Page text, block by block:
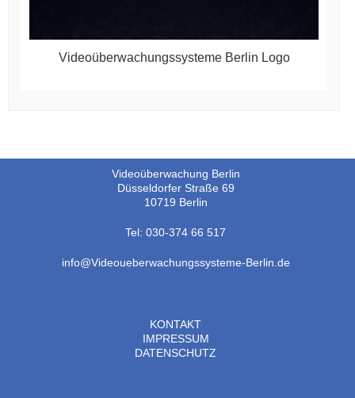
Videoüberwachungssysteme Berlin Logo
Videoüberwachung Berlin
Düsseldorfer Straße 69
10719 Berlin
Tel: 030-374 66 517
info@Videoueberwachungssysteme-Berlin.de
KONTAKT
IMPRESSUM
DATENSCHUTZ